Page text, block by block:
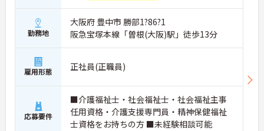
勤務地
大阪府 豊中市 勝部1?86?1
阪急宝塚本線「曽根(大阪)駅」徒歩13分
雇用形態 正社員(正職員)
応募要件
■介護福祉士・社会福祉士・社会福祉主事
任用資格・介護支援専門員・精神保健福祉
士資格をお持ちの方 ■未経験相談可能